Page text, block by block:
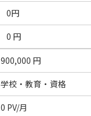
0円
0 円
900,000 円
学校・教育・資格
0 PV/月